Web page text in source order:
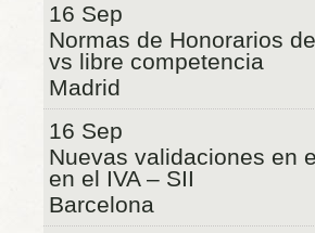
16 Sep
Normas de Honorarios
vs libre competencia
Madrid
16 Sep
Nuevas validaciones en
en el IVA – SII
Barcelona